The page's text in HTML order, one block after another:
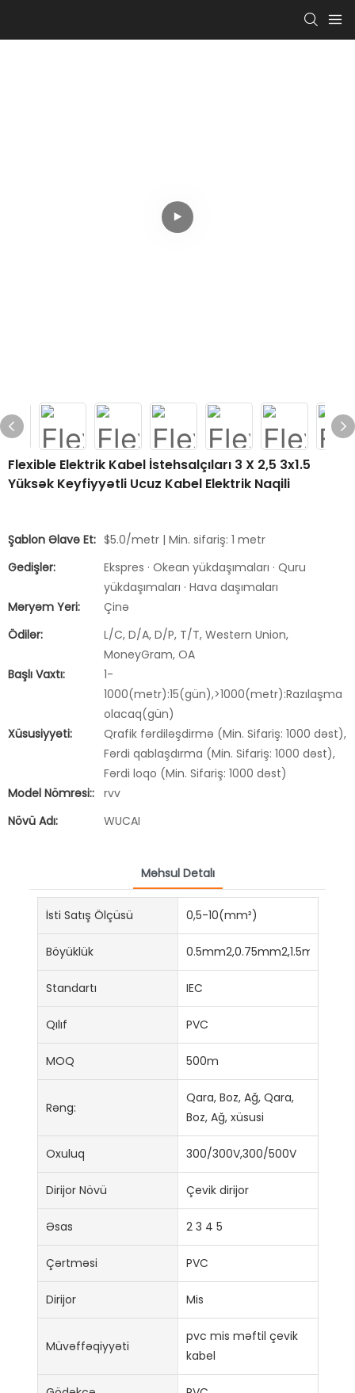
Flexible Elektrik Kabel İstehsalçıları 3 X 2,5 3x1.5
Yüksək Keyfiyyətli Ucuz Kabel Elektrik Naqili
Şablon Əlavə Et: $5.0/metr | Min. sifariş: 1 metr
Gedişlər:
Ekspres · Okean yükdaşımaları · Quru
yükdaşımaları · Hava daşımaları
Məryəm Yeri:
Çinə
Ödilər:
L/C, D/A, D/P, T/T, Western Union,
MoneyGram, OA
Başlı Vaxtı:
1-
1000(metr):15(gün),>1000(metr):Razılaşma
olacaq(gün)
Xüsusiyyəti:
Qrafik fərdiləşdirmə (Min. Sifariş: 1000 dəst),
Fərdi qablaşdırma (Min. Sifariş: 1000 dəst),
Fərdi loqo (Min. Sifariş: 1000 dəst)
Model Nömrəsi:: rvv
Növü Adı:
WUCAI
Məhsul Detalı
İsti Satış Ölçüsü 0,5-10(mm²)
Böyüklük
Standartı IEC
Qılıf PVC
MOQ 500m
Rəng:
Qara, Boz, Ağ, Qara,
Boz, Ağ, xüsusi
Oxuluq 300/300V,300/500V
Dirijor Növü Çevik dirijor
Əsas 2 3 4 5
Çərtməsi PVC
Dirijor Mis
Müvəffəqiyyəti
pvc mis məftil çevik
kabel